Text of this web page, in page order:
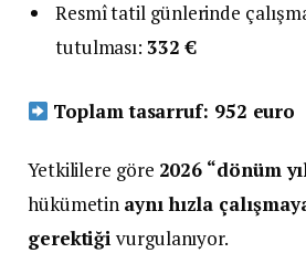
Resmî tatil günlerinde
tutulması:332 €
Toplam tasarruf: 952 euro
Yetkililere göre 2026 “dönüm
hükümetin aynı hızla
gerektiği vurgulanıyor.